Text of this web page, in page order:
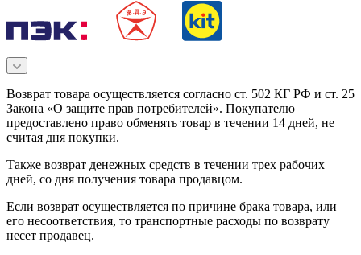
Возврат товара осуществляется согласно ст. 502 КГ РФ и ст. 25
Закона «О защите прав потребителей». Покупателю
предоставлено право обменять товар в течении 14 дней, не
считая дня покупки.
Также возврат денежных средств в течении трех рабочих
дней, со дня получения товара продавцом.
Если возврат осуществляется по причине брака товара, или
его несоответствия, то транспортные расходы по возврату
несет продавец.